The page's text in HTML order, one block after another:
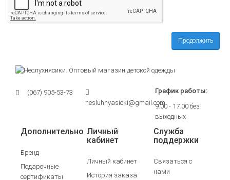
Продолжить
(067) 905-53-73
nesluhnyasicki@gmail.com
График работы:
9.00 - 17.00 без
выходных
Дополнительно
Бренд
Подарочные
сертификаты
Личный
кабинет
Личный кабинет
История заказа
Служба
поддержки
Связаться с
нами